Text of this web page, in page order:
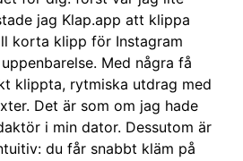
jag Klap.app att klippa
korta klipp för Instagram
Med några få
klippta, rytmiska utdrag med
Det är som om jag hade
i min dator. Dessutom är
du får snabbt kläm på